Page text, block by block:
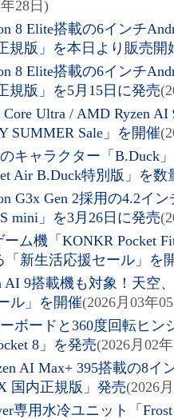
28日)
8 Elite搭載の6インチ
規版」を本日より販売開
8 Elite搭載の6インチ
規版」を5月15日に発売
Ultra / AMD Ryzen
SUMMER Sale」を開催
キャラクター「B.Duck
Air B.Duck特別版」を数
G3x Gen 2採用の4.2イ
S mini」を3月26日に発売
ーム機「KONKR Pocket
「新生活応援セール」を
AI 9搭載機も対象！天空
ル」を開催(2026月03年
ボードと360度回転ヒン
8」を発売(2026月02
AI Max+ 395搭載の8イ
国内正規版」発売(2026
専用水冷ユニット「